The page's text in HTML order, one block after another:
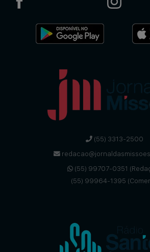
(55) 3313-2500
(55) 99707-0351
(55) 99964-1395